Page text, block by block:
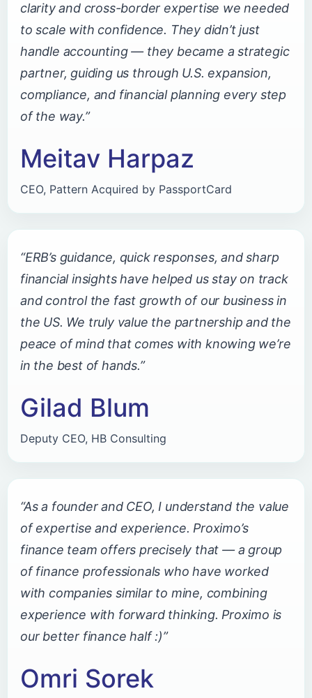
clarity and cross-border expertise we needed
to scale with confidence. They didn’t just
handle accounting — they became a strategic
partner, guiding us through U.S. expansion,
compliance, and financial planning every step
of the way.”
Meitav Harpaz
CEO, Pattern Acquired by PassportCard
“ERB’s guidance, quick responses, and sharp
financial insights have helped us stay on track
and control the fast growth of our business in
the US. We truly value the partnership and the
peace of mind that comes with knowing we’re
in the best of hands.”
Gilad Blum
Deputy CEO, HB Consulting
“As a founder and CEO, I understand the value
of expertise and experience. Proximo’s
finance team offers precisely that — a group
of finance professionals who have worked
with companies similar to mine, combining
experience with forward thinking. Proximo is
our better finance half :)”
Omri Sorek